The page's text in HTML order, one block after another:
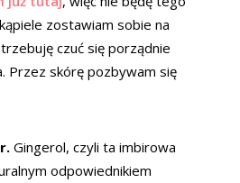
zostawiam sobie na
czuć się porządnie
Przez skórę pozbywam się
Gingerol, czyli ta imbirowa
odpowiednikiem